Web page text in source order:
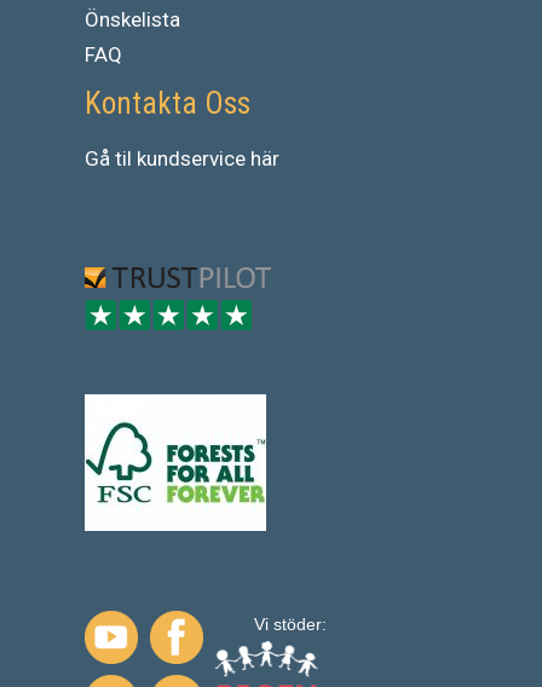
Önskelista
FAQ
Kontakta Oss
Gå til kundservice här
Vi stöder: